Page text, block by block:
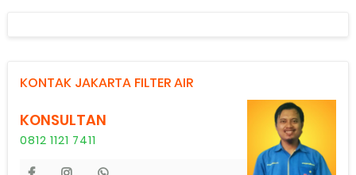
KONTAK JAKARTA FILTER AIR
KONSULTAN
0812 1121 7411